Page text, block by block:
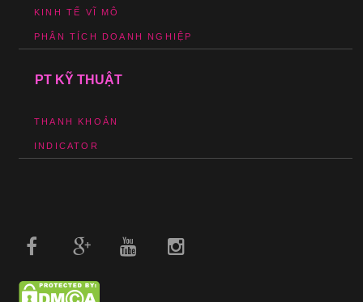
KINH TẾ VĨ MÔ
PHÂN TÍCH DOANH NGHIỆP
PT KỸ THUẬT
THANH KHOẢN
INDICATOR